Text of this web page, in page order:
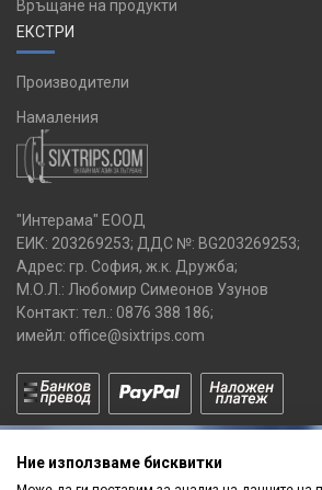
Връщане на продукти
ЕКСТРИ
Производители
Намаления
"Интерама" ЕООД
ЕИК: 203269253; ДДС №: BG203269253;
Адрес: гр. София, ж.к. Дружба;
М.О.Л.: Любомир Симеонов Узунов
Контакт: тел.: 0876 388 186;
имейл: office@sixtrips.com
Ние използваме бисквитки